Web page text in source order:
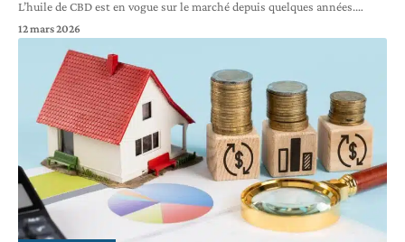
L’huile de CBD est en vogue sur le marché depuis quelques années.…
12 mars 2026